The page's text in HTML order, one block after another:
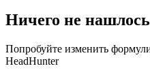
Ничего не нашлось
Попробуйте изменить
HeadHunter